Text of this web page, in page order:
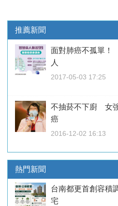
推薦新聞
面對肺癌不孤單！
人
2017-05-03 17:25
不抽菸不下廚 女
癌
2016-12-02 16:13
熱門新聞
台南都更首創容
宅